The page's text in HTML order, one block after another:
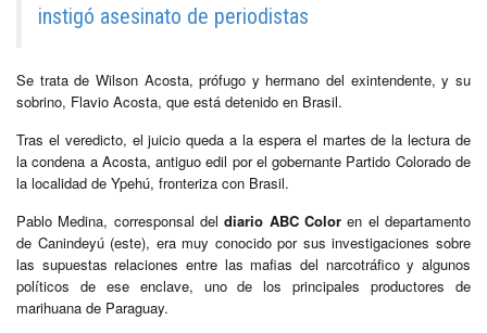
instigó asesinato de periodistas
Se trata de Wilson Acosta, prófugo y hermano del exintendente, y su
sobrino, Flavio Acosta, que está detenido en Brasil.
Tras el veredicto, el juicio queda a la espera el martes de la lectura de
la condena a Acosta, antiguo edil por el gobernante Partido Colorado de
la localidad de Ypehú, fronteriza con Brasil.
Pablo Medina, corresponsal deldiario ABC Color en el departamento
de Canindeyú (este), era muy conocido por sus investigaciones sobre
las supuestas relaciones entre las mafias del narcotráfico y algunos
políticos de ese enclave, uno de los principales productores de
marihuana de Paraguay.